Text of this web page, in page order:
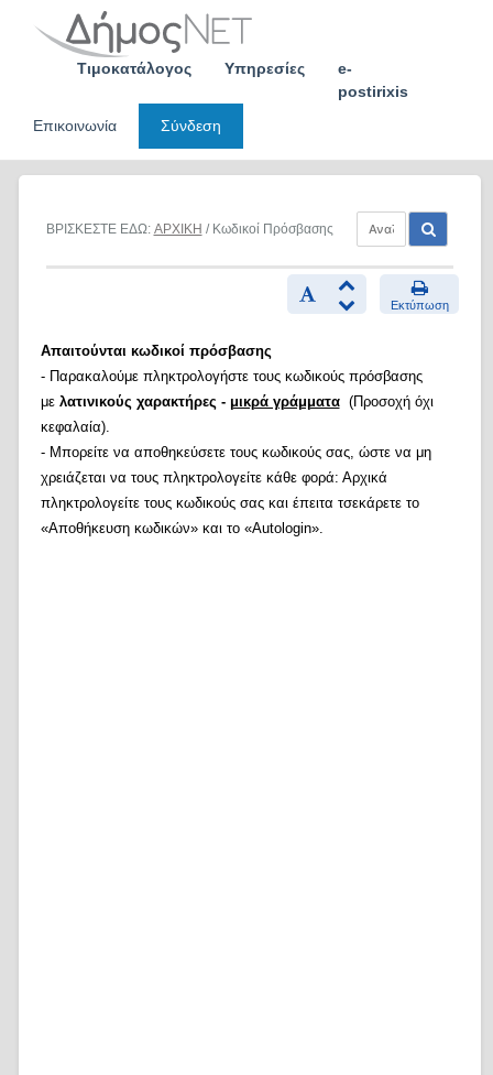
Τιμοκατάλογος Υπηρεσίες
e-
postirixis
Επικοινωνία
Σύνδεση
ΒΡΙΣΚΕΣΤΕ ΕΔΩ: ΑΡΧΙΚΗ / Κωδικοί Πρόσβασης
Εκτύπωση
Απαιτούνται κωδικοί πρόσβασης
- Παρακαλούμε πληκτρολογήστε τους κωδικούς πρόσβασης
με λατινικούς χαρακτήρες - μικρά γράμματα(Προσοχή όχι
κεφαλαία).
- Μπορείτε να αποθηκεύσετε τους κωδικούς σας, ώστε να μη
χρειάζεται να τους πληκτρολογείτε κάθε φορά: Αρχικά
πληκτρολογείτε τους κωδικούς σας και έπειτα τσεκάρετε το
«Αποθήκευση κωδικών» και το «Autologin».